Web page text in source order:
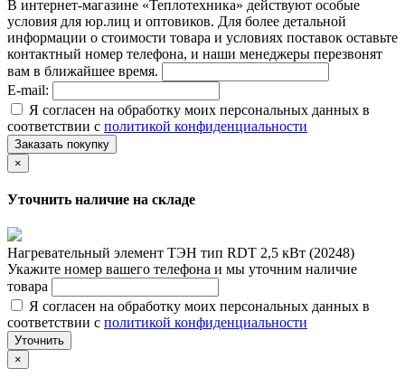
В интернет-магазине «Теплотехника» действуют особые
условия для юр.лиц и оптовиков. Для более детальной
информации о стоимости товара и условиях поставок оставьте
контактный номер телефона, и наши менеджеры перезвонят
вам в ближайшее время.
E-mail:
Я согласен на обработку моих персональных данных в
соответствии с политикой конфиденциальности
Заказать покупку
×
Уточнить наличие на складе
Нагревательный элемент ТЭН тип RDT 2,5 кВт (20248)
Укажите номер вашего телефона и мы уточним наличие
товара
Я согласен на обработку моих персональных данных в
соответствии с политикой конфиденциальности
Уточнить
×